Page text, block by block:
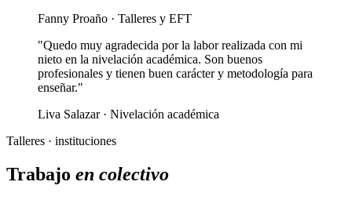
Fanny Proaño · Talleres y EFT
"Quedo muy agradecida por la labor realizada con mi
nieto en la nivelación académica. Son buenos
profesionales y tienen buen carácter y metodología para
enseñar."
Liva Salazar · Nivelación académica
Talleres · instituciones
Trabajo en colectivo